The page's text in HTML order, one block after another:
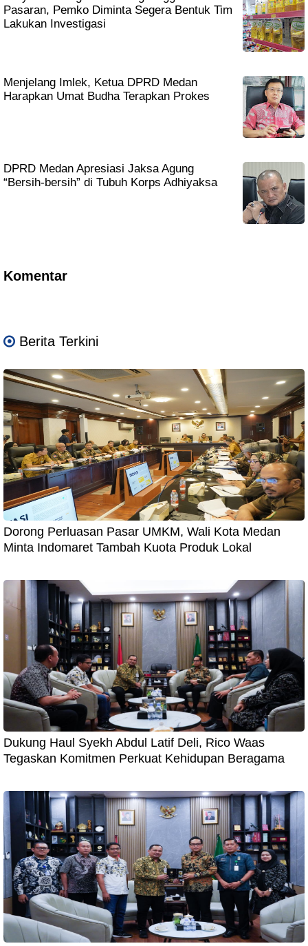
Pasaran, Pemko Diminta Segera Bentuk Tim
Lakukan Investigasi
Menjelang Imlek, Ketua DPRD Medan
Harapkan Umat Budha Terapkan Prokes
DPRD Medan Apresiasi Jaksa Agung
“Bersih-bersih” di Tubuh Korps Adhiyaksa
Komentar
Berita Terkini
Dorong Perluasan Pasar UMKM, Wali Kota Medan
Minta Indomaret Tambah Kuota Produk Lokal
Dukung Haul Syekh Abdul Latif Deli, Rico Waas
Tegaskan Komitmen Perkuat Kehidupan Beragama